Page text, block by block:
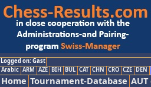
Logged on: Gast
Arabic ARM AZE BIH BUL CAT CHN CRO CZE DEN
Home Tournament-Database